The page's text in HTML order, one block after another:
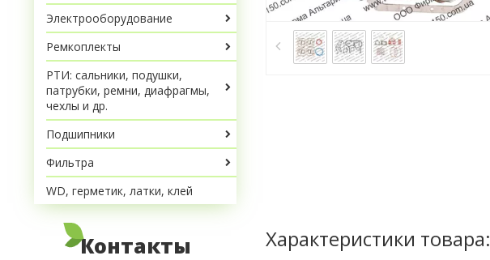
Характеристики товара:
Электрооборудование
Ремкоплекты
РТИ: сальники, подушки,
патрубки, ремни, диафрагмы,
чехлы и др.
Подшипники
Фильтра
WD, герметик, латки, клей
Контакты